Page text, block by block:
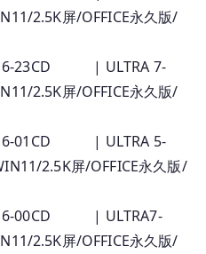
2.5K屏/OFFICE永久版/
| ULTRA 7-
2.5K屏/OFFICE永久版/
| ULTRA 5-
2.5K屏/OFFICE永久版/
00CD | ULTRA7-
2.5K屏/OFFICE永久版/